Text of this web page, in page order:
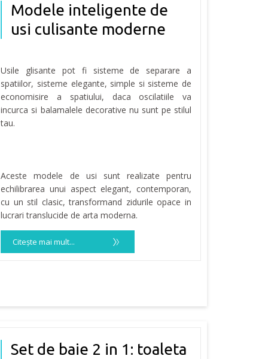
Modele inteligente de
usi culisante moderne
Usile glisante pot fi sisteme de separare a
spatiilor, sisteme elegante, simple si sisteme de
economisire a spatiului, daca oscilatiile va
incurca si balamalele decorative nu sunt pe stilul
tau.
Aceste modele de usi sunt realizate pentru
echilibrarea unui aspect elegant, contemporan,
cu un stil clasic, transformand zidurile opace in
lucrari translucide de arta moderna.
Citeşte mai mult...
Set de baie 2 in 1: toaleta